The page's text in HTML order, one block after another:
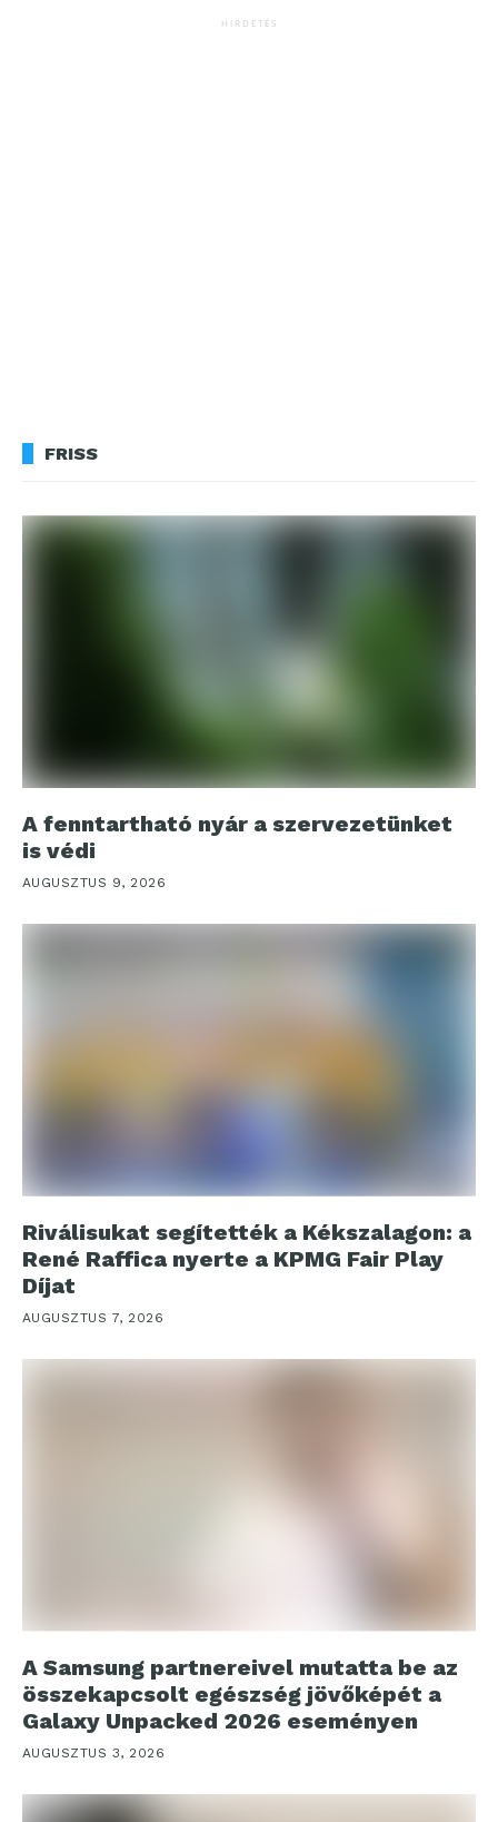
HIRDETÉS
FRISS
A fenntartható nyár a szervezetünket
is védi
AUGUSZTUS 9, 2026
Riválisukat segítették a Kékszalagon: a
René Raffica nyerte a KPMG Fair Play
Díjat
AUGUSZTUS 7, 2026
A Samsung partnereivel mutatta be az
összekapcsolt egészség jövőképét a
Galaxy Unpacked 2026 eseményen
AUGUSZTUS 3, 2026